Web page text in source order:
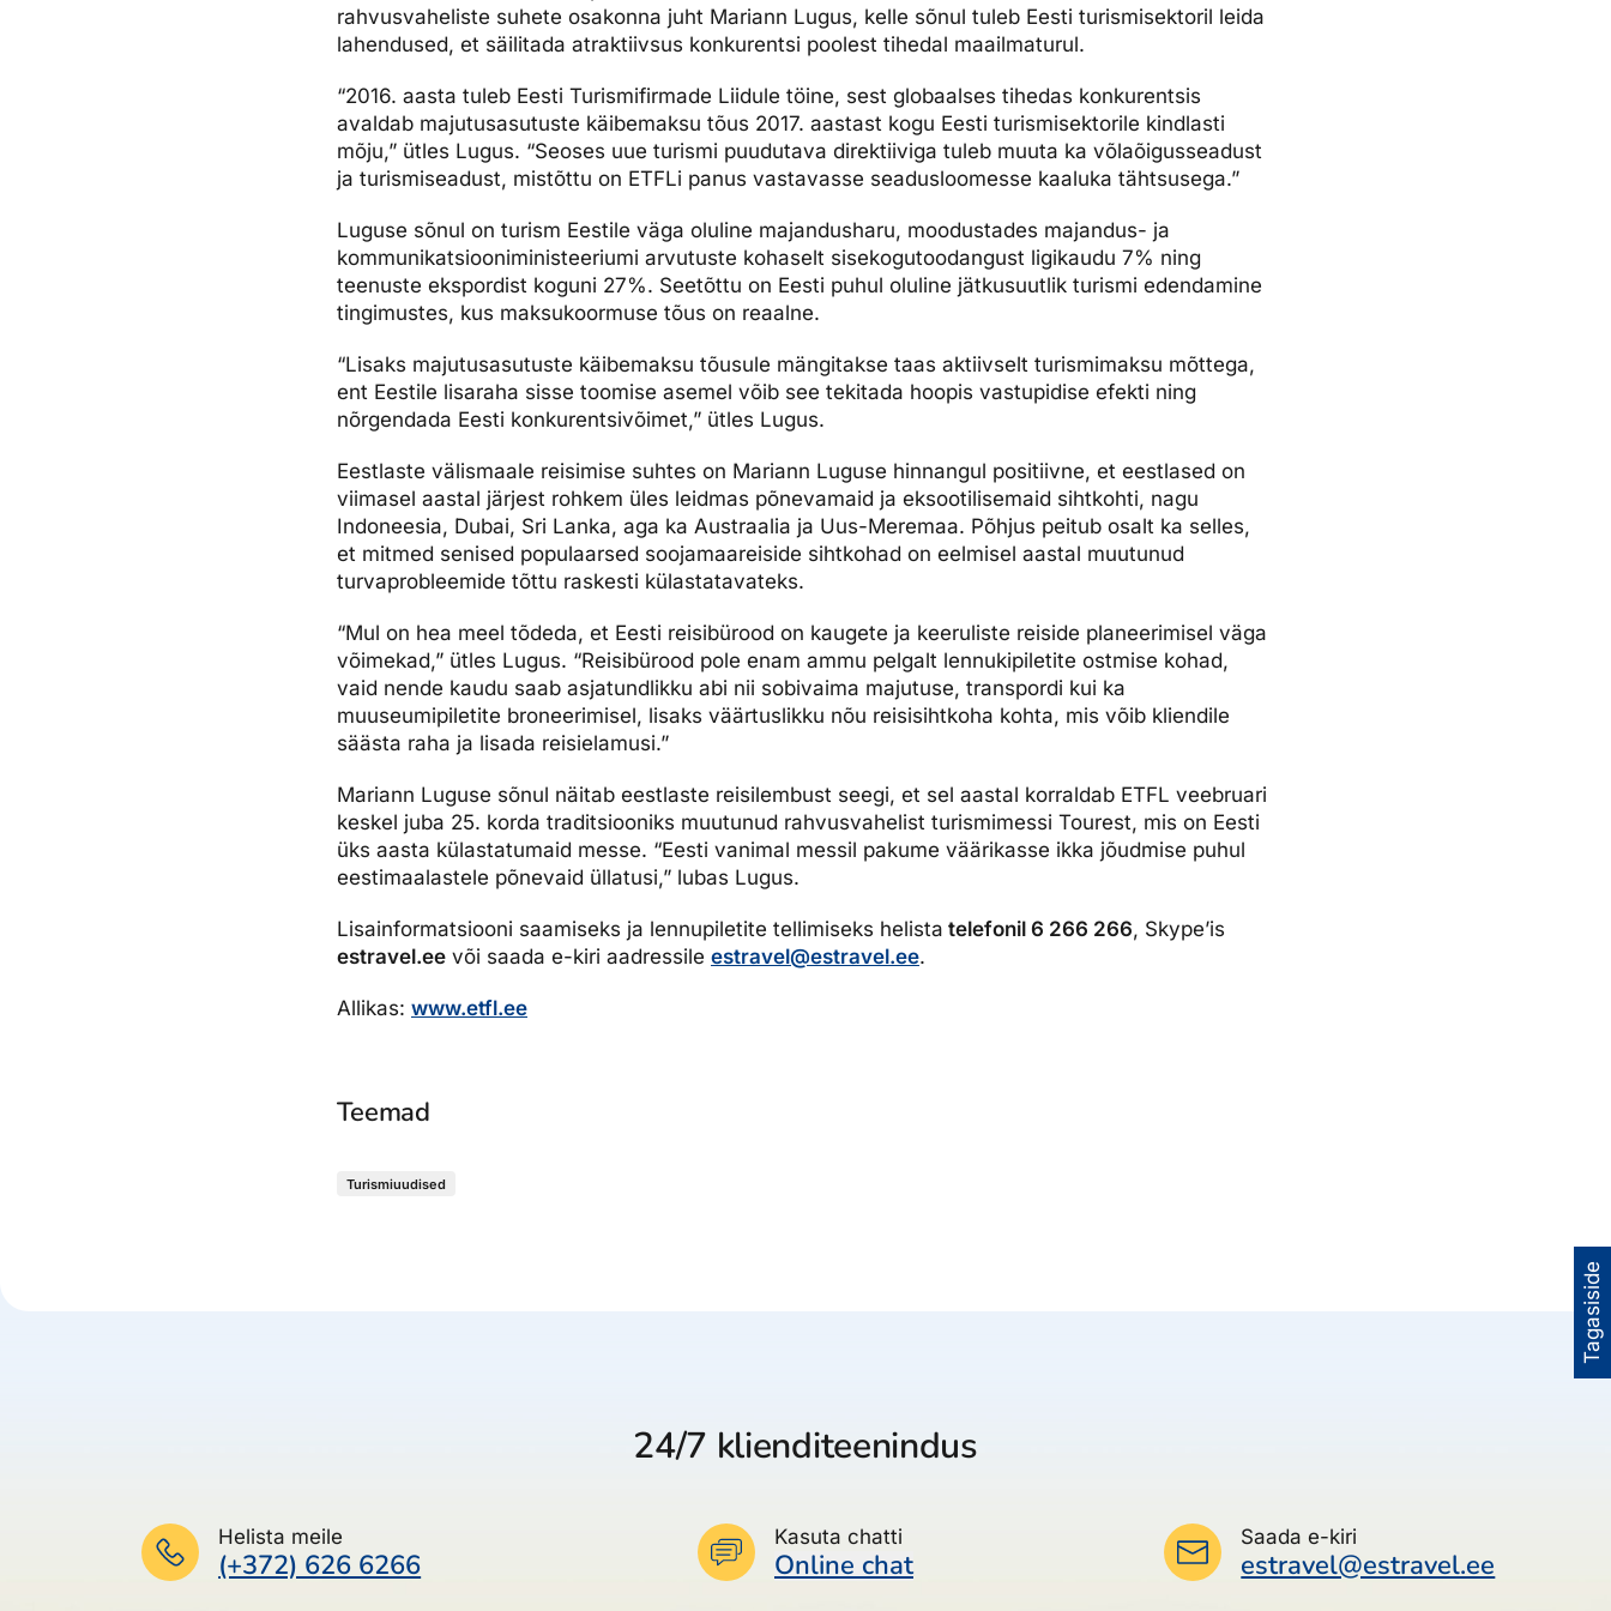
Ettevõttest, kontaktid, reisikonsultandi teenus, tule tööle, uudised...
Tagasiside
rahvusvaheliste suhete osakonna juht Mariann Lugus, kelle sõnul tuleb Eesti turismisektoril leida
lahendused, et säilitada atraktiivsus konkurentsi poolest tihedal maailmaturul.
“2016. aasta tuleb Eesti Turismifirmade Liidule töine, sest globaalses tihedas konkurentsis
avaldab majutusasutuste käibemaksu tõus 2017. aastast kogu Eesti turismisektorile kindlasti
mõju,” ütles Lugus. “Seoses uue turismi puudutava direktiiviga tuleb muuta ka võlaõigusseadust
ja turismiseadust, mistõttu on ETFLi panus vastavasse seadusloomesse kaaluka tähtsusega.”
Luguse sõnul on turism Eestile väga oluline majandusharu, moodustades majandus- ja
kommunikatsiooniministeeriumi arvutuste kohaselt sisekogutoodangust ligikaudu 7% ning
teenuste ekspordist koguni 27%. Seetõttu on Eesti puhul oluline jätkusuutlik turismi edendamine
tingimustes, kus maksukoormuse tõus on reaalne.
“Lisaks majutusasutuste käibemaksu tõusule mängitakse taas aktiivselt turismimaksu mõttega,
ent Eestile lisaraha sisse toomise asemel võib see tekitada hoopis vastupidise efekti ning
nõrgendada Eesti konkurentsivõimet,” ütles Lugus.
Eestlaste välismaale reisimise suhtes on Mariann Luguse hinnangul positiivne, et eestlased on
viimasel aastal järjest rohkem üles leidmas põnevamaid ja eksootilisemaid sihtkohti, nagu
Indoneesia, Dubai, Sri Lanka, aga ka Austraalia ja Uus-Meremaa. Põhjus peitub osalt ka selles,
et mitmed senised populaarsed soojamaareiside sihtkohad on eelmisel aastal muutunud
turvaprobleemide tõttu raskesti külastatavateks.
“Mul on hea meel tõdeda, et Eesti reisibürood on kaugete ja keeruliste reiside planeerimisel väga
võimekad,” ütles Lugus. “Reisibürood pole enam ammu pelgalt lennukipiletite ostmise kohad,
vaid nende kaudu saab asjatundlikku abi nii sobivaima majutuse, transpordi kui ka
muuseumipiletite broneerimisel, lisaks väärtuslikku nõu reisisihtkoha kohta, mis võib kliendile
säästa raha ja lisada reisielamusi.”
Mariann Luguse sõnul näitab eestlaste reisilembust seegi, et sel aastal korraldab ETFL veebruari
keskel juba 25. korda traditsiooniks muutunud rahvusvahelist turismimessi Tourest, mis on Eesti
üks aasta külastatumaid messe. “Eesti vanimal messil pakume väärikasse ikka jõudmise puhul
eestimaalastele põnevaid üllatusi,” lubas Lugus.
Lisainformatsiooni saamiseks ja lennupiletite tellimiseks helista telefonil 6 266 266, Skype’is
estravel.ee või saada e-kiri aadressile estravel@estravel.ee.
Allikas: www.etfl.ee
Teemad
Turismiuudised
24/7 klienditeenindus
Helista meile
(+372) 626 6266
Kasuta chatti
Online chat
Saada e-kiri
estravel@estravel.ee